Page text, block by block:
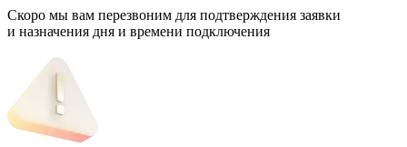
Скоро мы вам перезвоним для подтверждения заявки
и назначения дня и времени подключения